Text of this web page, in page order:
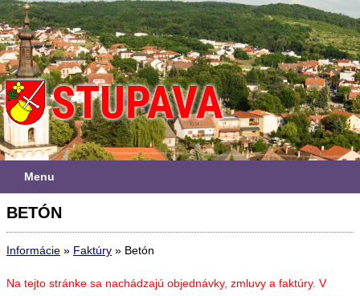
Menu
BETÓN
Informácie » Faktúry » Betón
Na tejto stránke sa nachádzajú objednávky, zmluvy a faktúry. V